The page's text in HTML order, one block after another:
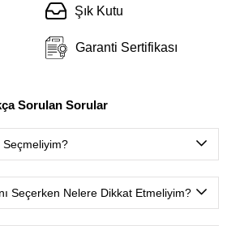
Şık Kutu
Garanti Sertifikası
Sorulan Sorular
Seçmeliyim?
ekstra beyaz),E color(Nadir
F color(Ekstra beyaz),G color
I color(Çok hafif renkli
Seçerken Nelere Dikkat Etmeliyim?